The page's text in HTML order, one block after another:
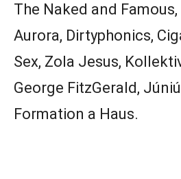
The Naked and
Aurora, Dirtyphonics,
Sex, Zola Jesus,
George FitzGerald,
Formation a Haus.